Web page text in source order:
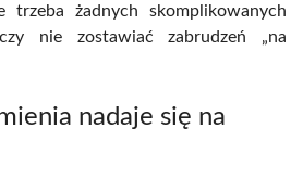
trzeba żadnych skomplikowanych
nie zostawiać zabrudzeń „na
nadaje się na